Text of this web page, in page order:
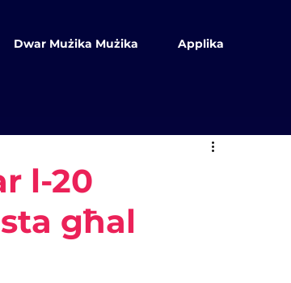
Dwar Mużika Mużika Applika
l-20
għal